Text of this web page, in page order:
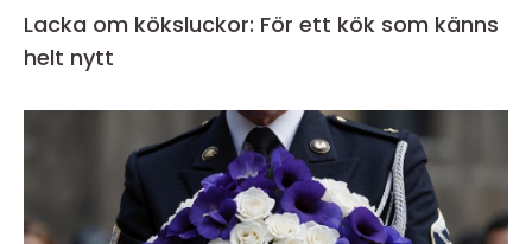
Lacka om köksluckor: För ett kök som känns
helt nytt